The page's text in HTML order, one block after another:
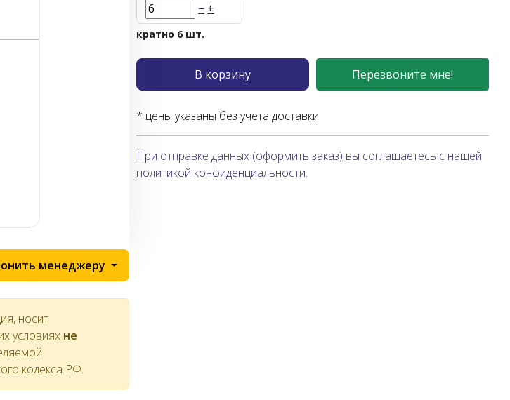
менеджеру
носит
условиях не
кодекса РФ.
− +
кратно 6 шт.
В корзину Перезвоните мне!
* цены указаны без учета доставки
При отправке данных (оформить заказ) вы соглашаетесь с нашей
политикой конфиденциальности.